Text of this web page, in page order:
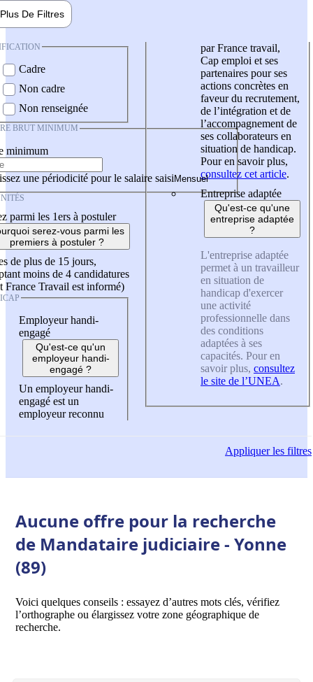
Plus De Filtres
Cadre
Non cadre
Non renseignée
BRUT MINIMUM
minimum
une périodicité pour le salaire saisi
parmi les 1ers à postuler
serez-vous parmi les
premiers à postuler ?
de plus de 15 jours,
moins de 4 candidatures
France Travail est informé)
Employeur handi-
engagé
Qu'est-ce qu'un
employeur handi-
engagé ?
Un employeur handi-
engagé est un
employeur reconnu
par France travail,
Cap emploi et ses
partenaires pour ses
actions concrètes en
faveur du recrutement,
de l’intégration et de
l’accompagnement de
ses collaborateurs en
situation de handicap.
Pour en savoir plus,
consultez cet article.
Entreprise adaptée
Qu'est-ce qu'une
entreprise adaptée
?
L'entreprise adaptée
permet à un travailleur
en situation de
handicap d'exercer
une activité
professionnelle dans
des conditions
adaptées à ses
capacités. Pour en
savoir plus, consultez
le site de l’UNEA.
Appliquerles filtres
Aucune offre pour la recherche
de Mandataire judiciaire - Yonne
(89)
Voici quelques conseils : essayez d’autres mots clés, vérifiez
l’orthographe ou élargissez votre zone géographique de
recherche.